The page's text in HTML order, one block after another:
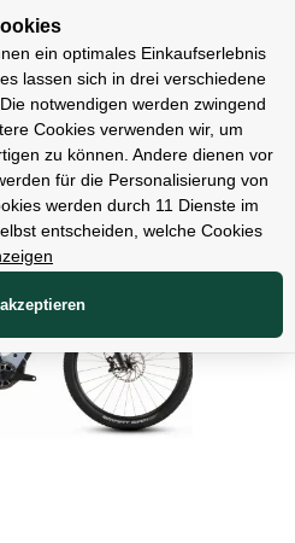
Filialen
ein optimales Einkaufserlebnis
lassen sich in drei verschiedene
notwendigen werden zwingend
Cookies verwenden wir, um
zu können. Andere dienen vor
für die Personalisierung von
werden durch 11 Dienste im
entscheiden, welche Cookies